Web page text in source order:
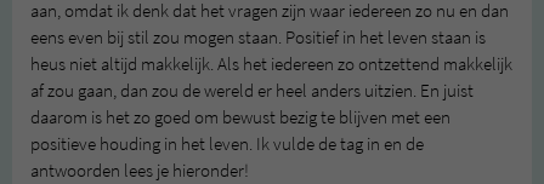
aan, omdat ik denk dat het vragen zijn waar iedereen zo nu en dan
eens even bij stil zou mogen staan. Positief in het leven staan is
heus niet altijd makkelijk. Als het iedereen zo ontzettend makkelijk
af zou gaan, dan zou de wereld er heel anders uitzien. En juist
daarom is het zo goed om bewust bezig te blijven met een
positieve houding in het leven. Ik vulde de tag in en de
antwoorden lees je hieronder!